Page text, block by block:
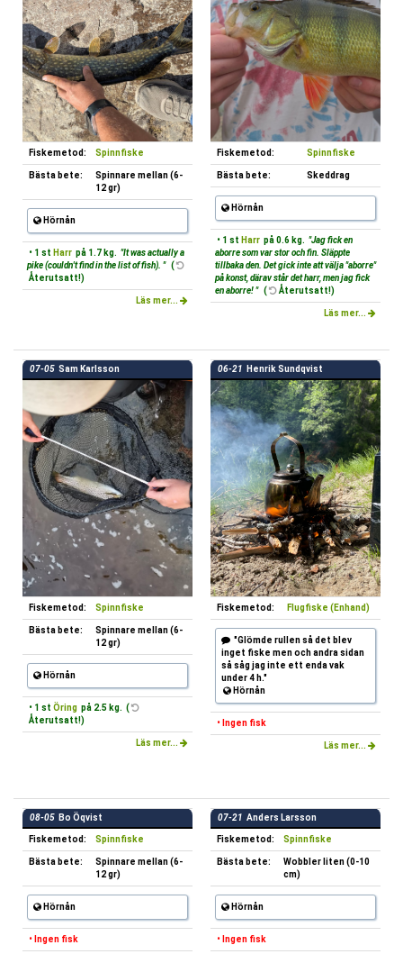
Fiskemetod: Spinnfiske
Bästa bete:
Spinnare mellan (6-
12 gr)
Hörnån
• 1 st Harr på 1.7 kg. "It was actually a
pike (couldn't find in the list of fish). " (
Återutsatt!)
Läs mer...
Fiskemetod: Spinnfiske
Bästa bete: Skeddrag
Hörnån
• 1 st Harr på 0.6 kg. "Jag fick en
aborre som var stor och fin. Släppte
tillbaka den. Det gick inte att välja "aborre"
på konst, därav står det harr, men jag fick
en aborre! " ( Återutsatt!)
Läs mer...
07-05 Sam Karlsson
Fiskemetod: Spinnfiske
Bästa bete:
Spinnare mellan (6-
12 gr)
Hörnån
• 1 st Öring på 2.5 kg. (
Återutsatt!)
Läs mer...
06-21 Henrik Sundqvist
Fiskemetod: Flugfiske (Enhand)
"Glömde rullen så det blev
inget fiske men och andra sidan
så såg jag inte ett enda vak
under 4 h."
Hörnån
• Ingen fisk
Läs mer...
08-05 Bo Öqvist
Fiskemetod: Spinnfiske
Bästa bete:
Spinnare mellan (6-
12 gr)
Hörnån
• Ingen fisk
07-21 Anders Larsson
Fiskemetod: Spinnfiske
Bästa bete:
Wobbler liten (0-10
cm)
Hörnån
• Ingen fisk